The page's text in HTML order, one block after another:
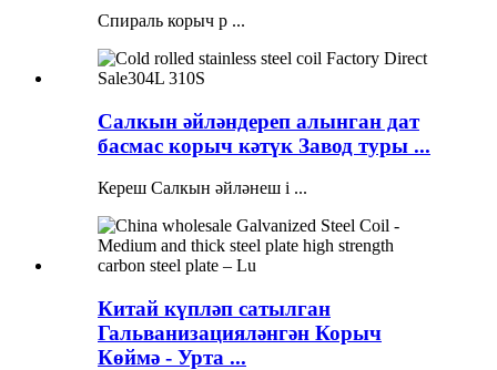
Спираль корыч р ...
Салкын әйләндереп алынган дат
басмас корыч кәтүк Завод туры ...
Кереш Салкын әйләнеш i ...
Китай күпләп сатылган
Гальванизацияләнгән Корыч
Көймә - Урта ...